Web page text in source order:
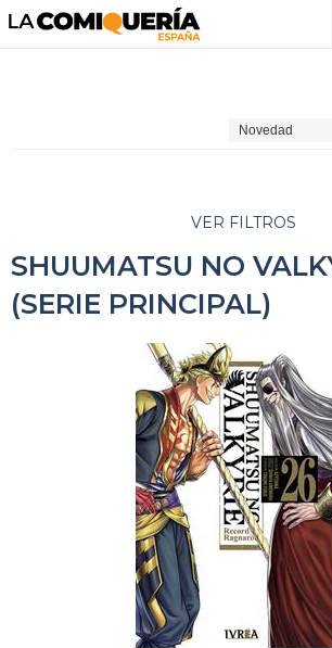
VER FILTROS
SHUUMATSU NO
(SERIE PRINCIPAL)